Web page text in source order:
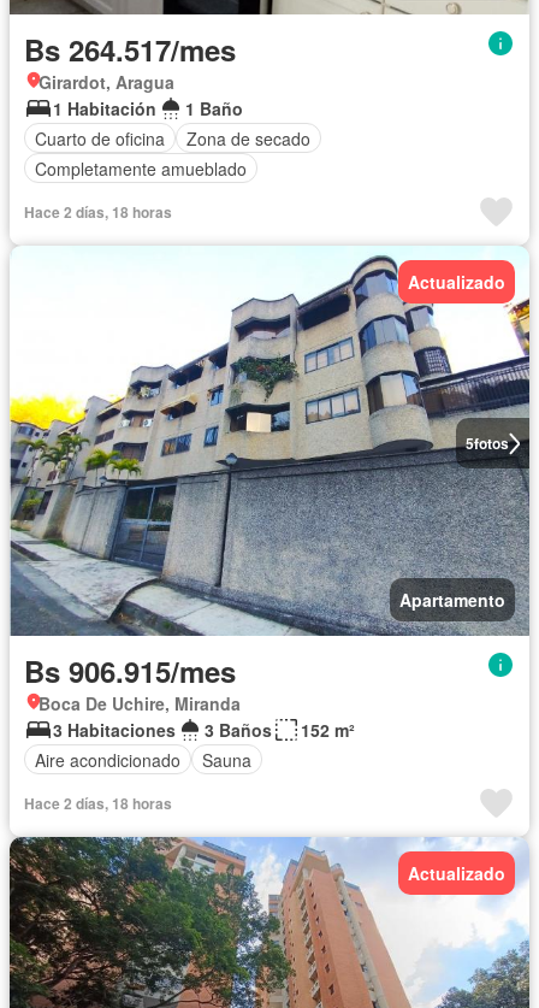
Bs 264.517/mes
Girardot, Aragua
1 Habitación
1 Baño
Cuarto de oficina
Zona de secado
Completamente amueblado
Hace 2 días, 18 horas
5fotos
Actualizado
Apartamento
Bs 906.915/mes
Boca De Uchire, Miranda
3 Habitaciones
3 Baños
152 m²
Aire acondicionado
Sauna
Hace 2 días, 18 horas
Actualizado